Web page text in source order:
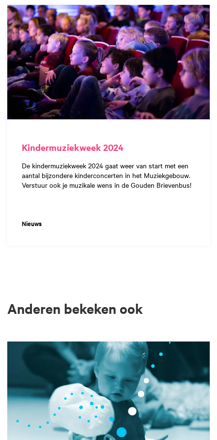
Kindermuziekweek 2024
De kindermuziekweek 2024 gaat weer van start met een
aantal bijzondere kinderconcerten in het Muziekgebouw.
Verstuur ook je muzikale wens in de Gouden Brievenbus!
Nieuws
Anderen bekeken ook